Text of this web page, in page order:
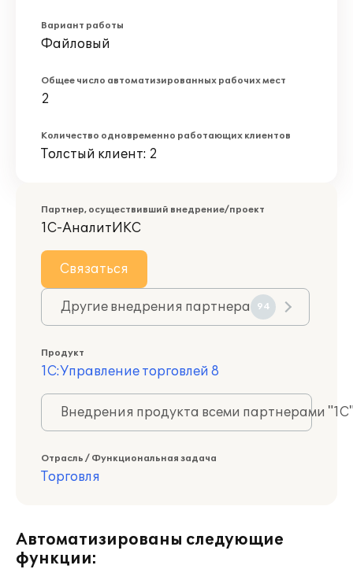
Вариант работы
Файловый
Общее число автоматизированных рабочих мест
2
Количество одновременно работающих клиентов
Толстый клиент: 2
Партнер, осуществивший внедрение/проект
1С-АналитИКС
Связаться
Другие внедрения партнера 94
Продукт
1С:Управление торговлей 8
Внедрения продукта всеми партнерами
Отрасль / Функциональная задача
Торговля
Автоматизированы следующие
функции: